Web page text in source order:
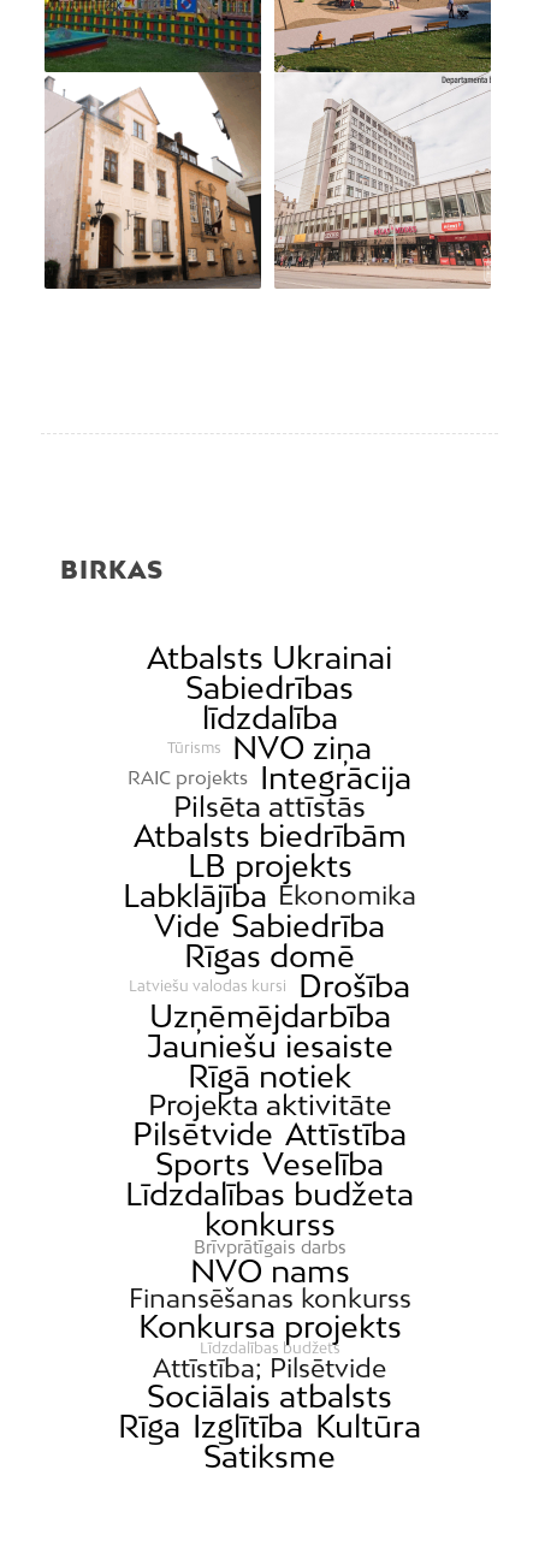
BIRKAS
Atbalsts Ukrainai
Sabiedrības
līdzdalība
Tūrisms NVO ziņa
RAIC projekts Integrācija
Pilsēta attīstās
Atbalsts biedrībām
LB projekts
Labklājība Ekonomika
Vide Sabiedrība
Rīgas domē
Latviešu valodas kursi
Drošība
Uzņēmējdarbība
Jauniešu iesaiste
Rīgā notiek
Projekta aktivitāte
Pilsētvide Attīstība
Sports Veselība
Līdzdalības budžeta
konkurss
Brīvprātīgais darbs
NVO nams
Finansēšanas konkurss
Konkursa projekts
Līdzdalības budžets
Attīstība; Pilsētvide
Sociālais atbalsts
Rīga Izglītība Kultūra
Satiksme